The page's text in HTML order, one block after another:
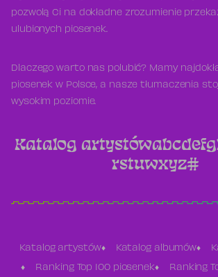
pozwolą Ci na dokładne zrozumienie
ulubionych piosenek.
Dlaczego warto nas polubić? Mamy
piosenek w Polsce, a nasze tłumaczenia
wysokim poziomie.
Katalog artystówabcdefg
rstuwxyz#
Katalog artystów Katalog albumów
Ranking Top 100 piosenek Ranking